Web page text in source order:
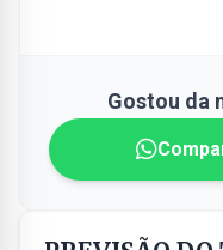
Gostou da